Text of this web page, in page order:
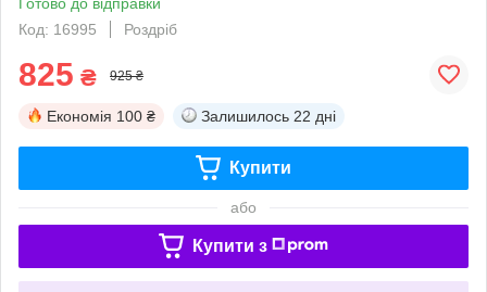
Код: 16995
Роздріб
825 ₴ 925 ₴
Економія 100 ₴ Залишилось 22 дні
Купити
або
Купити з